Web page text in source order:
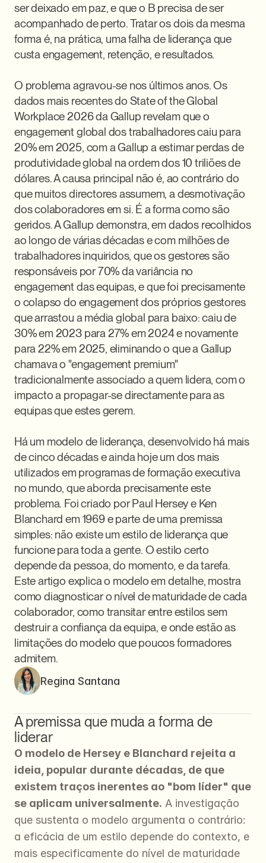
ser deixado em paz, e que o B precisa de ser
acompanhado de perto. Tratar os dois da mesma
forma é, na prática, uma falha de liderança que
custa engagement, retenção, e resultados.
O problema agravou-se nos últimos anos. Os
dados mais recentes do State of the Global
Workplace 2026 da Gallup revelam que o
engagement global dos trabalhadores caiu para
20% em 2025, com a Gallup a estimar perdas de
produtividade global na ordem dos 10 triliões de
dólares. A causa principal não é, ao contrário do
que muitos directores assumem, a desmotivação
dos colaboradores em si. É a forma como são
geridos. A Gallup demonstra, em dados recolhidos
ao longo de várias décadas e com milhões de
trabalhadores inquiridos, que os gestores são
responsáveis por 70% da variância no
engagement das equipas, e que foi precisamente
o colapso do engagement dos próprios gestores
que arrastou a média global para baixo: caiu de
30% em 2023 para 27% em 2024 e novamente
para 22% em 2025, eliminando o que a Gallup
chamava o "engagement premium"
tradicionalmente associado a quem lidera, com o
impacto a propagar-se directamente para as
equipas que estes gerem.
Há um modelo de liderança, desenvolvido há mais
de cinco décadas e ainda hoje um dos mais
utilizados em programas de formação executiva
no mundo, que aborda precisamente este
problema. Foi criado por Paul Hersey e Ken
Blanchard em 1969 e parte de uma premissa
simples: não existe um estilo de liderança que
funcione para toda a gente. O estilo certo
depende da pessoa, do momento, e da tarefa.
Este artigo explica o modelo em detalhe, mostra
como diagnosticar o nível de maturidade de cada
colaborador, como transitar entre estilos sem
destruir a confiança da equipa, e onde estão as
limitações do modelo que poucos formadores
admitem.
Regina Santana
A premissa que muda a forma de
liderar
O modelo de Hersey e Blanchard rejeita a
ideia, popular durante décadas, de que
existem traços inerentes ao "bom líder" que
se aplicam universalmente. A investigação
que sustenta o modelo argumenta o contrário:
a eficácia de um estilo depende do contexto, e
mais especificamente do nível de maturidade